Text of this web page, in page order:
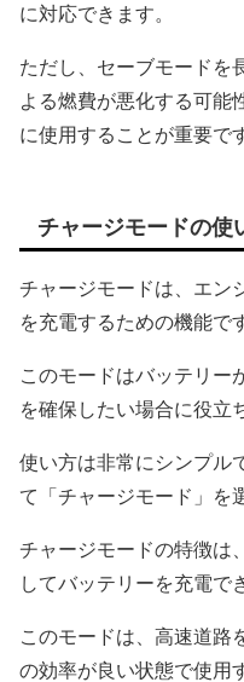
に対応できます。
ただし、セーブモードを
よる燃費が悪化する可能
に使用することが重要で
チャージモードの使
チャージモードは、エン
を充電するための機能で
このモードはバッテリー
を確保したい場合に役立
使い方は非常にシンプル
て「チャージモード」を
チャージモードの特徴は
してバッテリーを充電で
このモードは、高速道路
の効率が良い状態で使用